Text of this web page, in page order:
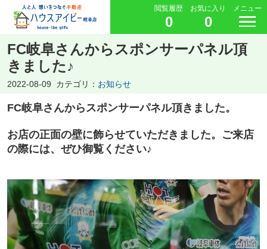
閲覧履歴
0
お気に入り
0
メニュー
FC岐阜さんからスポンサーパネル頂
きました♪
2022-08-09 カテゴリ： お知らせ
FC岐阜さんからスポンサーパネル頂きました。
お店の正面の壁に飾らせていただきました。ご来店
の際には、ぜひ御覧ください♪